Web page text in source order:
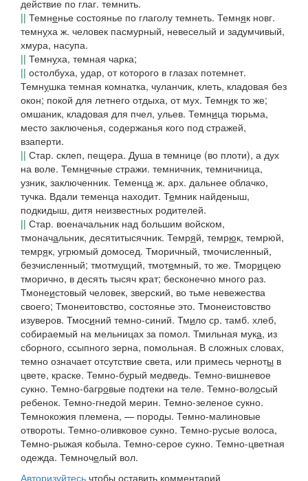
действие по глаг. темнить.
|| Темненье состоянье по глаголу темнеть. Темняк новг.
темнуха ж. человек пасмурный, невеселый и задумчивый,
хмура, насупа.
|| Темнуха, темная чарка;
|| остолбуха, удар, от которого в глазах потемнет.
Темнушка темная комнатка, чуланчик, клеть, кладовая без
окон; покой для летнего отдыха, от мух. Темник то же;
омшаник, кладовая для пчел, ульев. Темница тюрьма,
место заключенья, содержанья кого под стражей,
взаперти.
|| Стар. склеп, пещера. Душа в темнице (во плоти), а дух
на воле. Темничные стражи. темничник, темничница,
узник, заключенник. Теменца ж. арх. дальнее облачко,
тучка. Вдали теменца находит. Темник найденыш,
подкидыш, дитя неизвестных родителей.
|| Стар. военачальник над большим войском,
тмоначальник, десятитысячник. Темряй, темрюк, темрюй,
темряк, угрюмый домосед. Тморичный, тмочисленный,
безчисленный; тмотмущий, тмотемный, то же. Тморицею
тморично, в десять тысяч крат; бесконечно много раз.
Тмонеистовый человек, зверский, во тьме невежества
своего; Тмонеитовство, состоянье это. Тмонеистовство
изуверов. Тмосиний темно-синий. Тмило ср. тамб. хлеб,
собираемый на мельницах за помол. Тмильная мука, из
сборного, ссыпного зерна, помольная. В сложных словах,
темно означает отсутствие света, или примесь черноты в
цвете, краске. Темно-бурый медведь. Темно-вишневое
сукно. Темно-багровые подтеки на теле. Темно-волосый
ребенок. Темно-гнедой мерин. Темно-зеленое сукно.
Темнокожия племена, — породы. Темно-малиновые
отвороты. Темно-оливковое сукно. Темно-русые волоса,
Темно-рыжая кобыла. Темно-серое сукно. Темно-цветная
одежда. Темночелый вол.
Авторизуйтесь чтобы оставить комментарий